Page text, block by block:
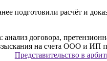
подготовили расчёт и
Представительство в